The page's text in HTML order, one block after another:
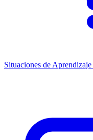
Situaciones de Aprendizaje